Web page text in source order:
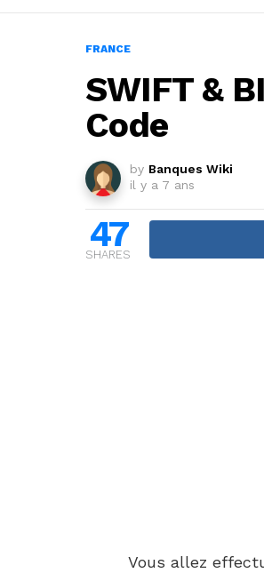
FRANCE
SWIFT &
Code
by Banques Wiki
il y a 7 ans
47
SHARES
Vous allez